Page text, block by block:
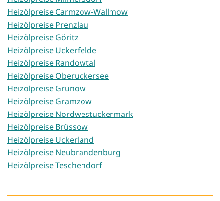
Heizölpreise Carmzow-Wallmow
Heizölpreise Prenzlau
Heizölpreise Göritz
Heizölpreise Uckerfelde
Heizölpreise Randowtal
Heizölpreise Oberuckersee
Heizölpreise Grünow
Heizölpreise Gramzow
Heizölpreise Nordwestuckermark
Heizölpreise Brüssow
Heizölpreise Uckerland
Heizölpreise Neubrandenburg
Heizölpreise Teschendorf